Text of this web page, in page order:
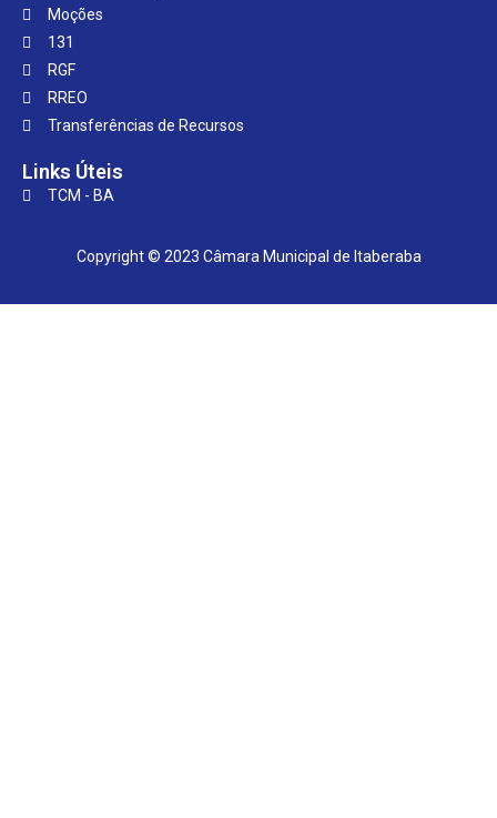
Moções
131
RGF
RREO
Transferências de Recursos
Links Úteis
TCM - BA
Copyright © 2023 Câmara Municipal de Itaberaba